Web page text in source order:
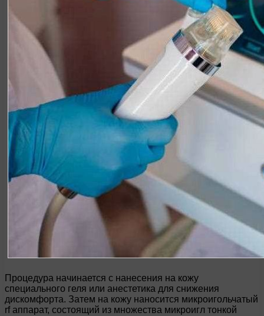
Процедура начинается с нанесения на кожу
специального геля или анестетика для снижения
дискомфорта. Затем на кожу наносится микроигольчатый
rf аппарат, состоящий из множества микроигл тонкой